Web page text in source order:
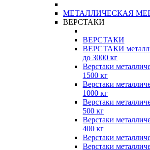
МЕТАЛЛИЧЕСКАЯ
ВЕРСТАКИ
ВЕРСТАКИ
ВЕРСТАКИ
до 3000 кг
Верстаки
1500 кг
Верстаки
1000 кг
Верстаки
500 кг
Верстаки
400 кг
Верстаки
Верстаки